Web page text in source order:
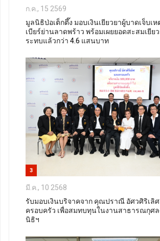
ก.ค., 15 2569
มูลนิธิป่อเต็กตึ๊ง มอบเงินเยียวยาผู้บาดเจ็บเห
เบียร์ย่านลาดพร้าว พร้อมเผยยอดสะสมเยีย
ระทบแล้วกว่า 4.6 แสนบาท
3
มี.ค., 10 2568
รับมอบเงินบริจาคจาก คุณปราณี อัศวศิริเลิ
ครอบครัว เพื่อสมทบทุนในงานสาธารณกุศ
นิธิฯ